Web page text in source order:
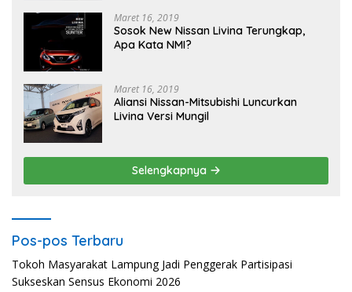
Maret 16, 2019
Sosok New Nissan Livina Terungkap,
Apa Kata NMI?
Maret 16, 2019
Aliansi Nissan-Mitsubishi Luncurkan
Livina Versi Mungil
Selengkapnya
Pos-pos Terbaru
Tokoh Masyarakat Lampung Jadi Penggerak Partisipasi
Sukseskan Sensus Ekonomi 2026